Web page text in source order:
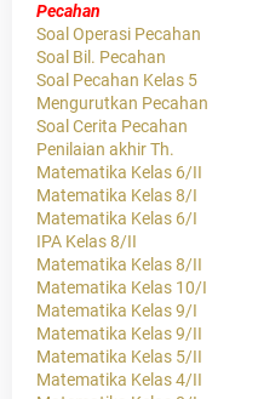
Pecahan
Soal Operasi Pecahan
Soal Bil. Pecahan
Soal Pecahan Kelas 5
Mengurutkan Pecahan
Soal Cerita Pecahan
Penilaian akhir Th.
Matematika Kelas 6/II
Matematika Kelas 8/I
Matematika Kelas 6/I
IPA Kelas 8/II
Matematika Kelas 8/II
Matematika Kelas 10/I
Matematika Kelas 9/I
Matematika Kelas 9/II
Matematika Kelas 5/II
Matematika Kelas 4/II